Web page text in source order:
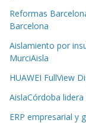
Reformas
Barcelona
Aislamiento por
MurciAisla
HUAWEI FullView
AislaCórdoba
ERP empresarial y